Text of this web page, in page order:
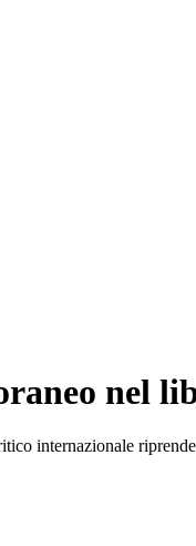
nel
internazionale